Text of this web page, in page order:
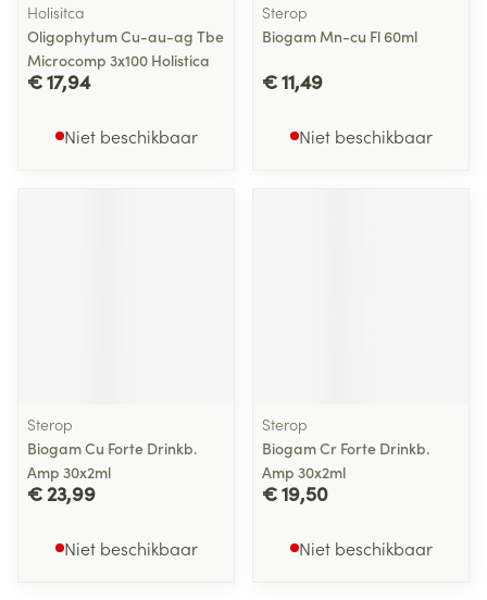
Holisitca
Oligophytum Cu-au-ag Tbe
Microcomp 3x100 Holistica
€ 17,94
Niet beschikbaar
Sterop
Biogam Mn-cu Fl 60ml
€ 11,49
Niet beschikbaar
Sterop
Biogam Cu Forte Drinkb.
Amp 30x2ml
€ 23,99
Niet beschikbaar
Sterop
Biogam Cr Forte Drinkb.
Amp 30x2ml
€ 19,50
Niet beschikbaar